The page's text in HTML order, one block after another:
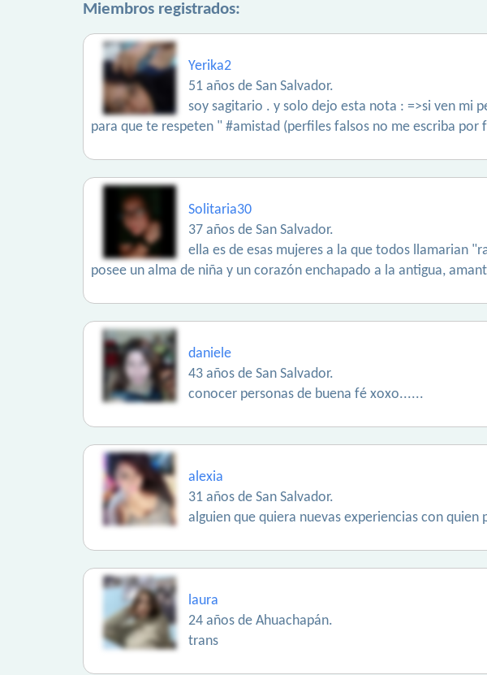
Miembros registrados:
Yerika2
51 años de San Salvador.
soy sagitario . y solo dejo esta nota : =>si ven mi
para que te respeten " #amistad (perfiles falsos no me escriba por
Solitaria30
37 años de San Salvador.
ella es de esas mujeres a la que todos llamarian
posee un alma de niña y un corazón enchapado a la antigua,
daniele
43 años de San Salvador.
conocer personas de buena fé xoxo......
alexia
31 años de San Salvador.
alguien que quiera nuevas experiencias con quien
laura
24 años de Ahuachapán.
trans